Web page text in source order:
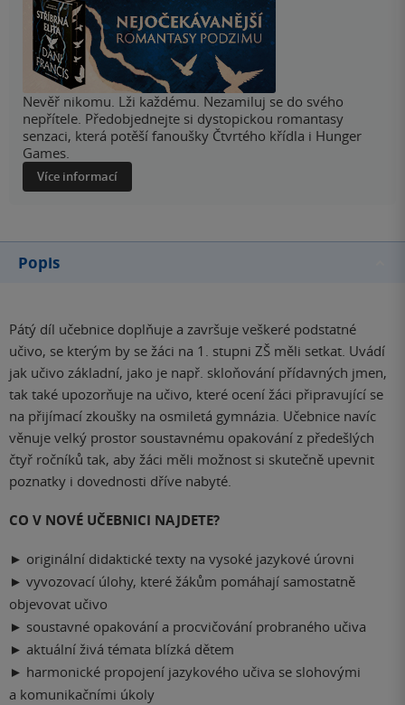
Nevěř nikomu. Lži každému. Nezamiluj se do svého
nepřítele. Předobjednejte si dystopickou romantasy
senzaci, která potěší fanoušky Čtvrtého křídla i Hunger
Games.
Více informací
Popis
Pátý díl učebnice doplňuje a završuje veškeré podstatné
učivo, se kterým by se žáci na 1. stupni ZŠ měli setkat. Uvádí
jak učivo základní, jako je např. skloňování přídavných jmen,
tak také upozorňuje na učivo, které ocení žáci připravující se
na přijímací zkoušky na osmiletá gymnázia. Učebnice navíc
věnuje velký prostor soustavnému opakování z předešlých
čtyř ročníků tak, aby žáci měli možnost si skutečně upevnit
poznatky i dovednosti dříve nabyté.
CO V NOVÉ UČEBNICI NAJDETE?
► originální didaktické texty na vysoké jazykové úrovni
► vyvozovací úlohy, které žákům pomáhají samostatně
objevovat učivo
► soustavné opakování a procvičování probraného učiva
► aktuální živá témata blízká dětem
► harmonické propojení jazykového učiva se slohovými
a komunikačními úkoly